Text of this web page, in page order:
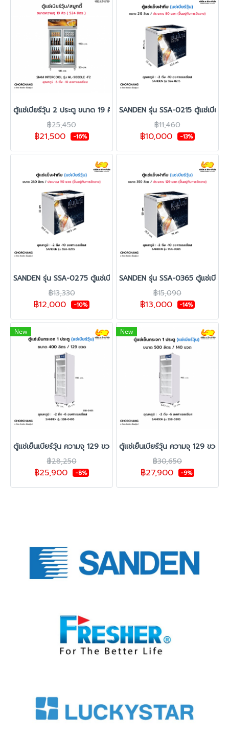
ตู้แช่เบียร์วุ้น 2 ประตู ขนาด 19 คิว รุ่น ML-900DLE -FZ
฿25,450
฿21,500 -16%
SANDEN รุ่น SSA-0215 ตู้แช่เบีย
฿11,460
฿10,000 -13%
SANDEN รุ่น SSA-0275 ตู้แช่เบียร์วุ้น จุประมาณ 110 ขวด
฿13,330
฿12,000 -10%
SANDEN รุ่น SSA-0365 ตู้แช่เบีย
฿15,090
฿13,000 -14%
New
ตู้แช่เย็นเบียร์วุ้น ความจุ 129 ขวด รุ่น SSB-0405
฿28,250
฿25,900 -8%
New
ตู้แช่เย็นเบียร์วุ้น ความจุ 129 ขวด
฿30,650
฿27,900 -9%